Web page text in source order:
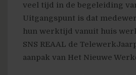
veel tijd in de begeleiding
Uitgangspunt is dat
hun werktijd vanuit huis
SNS REAAL de
aanpak van Het Nieuwe